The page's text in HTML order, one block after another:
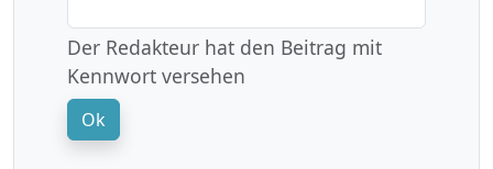
Der Redakteur hat den Beitrag mit
Kennwort versehen
Ok